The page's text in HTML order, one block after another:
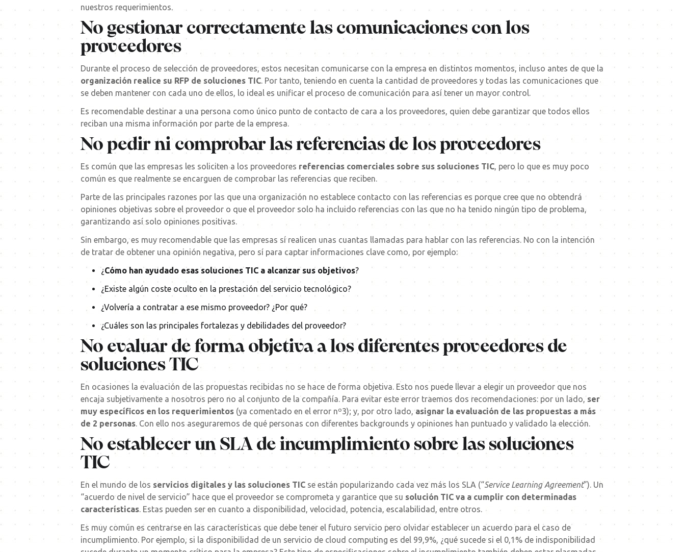
nuestros requerimientos.
No gestionar correctamente las comunicaciones con los
proveedores
Durante el proceso de selección de proveedores, estos necesitan comunicarse con la empresa en distintos momentos, incluso antes de que la
organización realice su RFP de soluciones TIC. Por tanto, teniendo en cuenta la cantidad de proveedores y todas las comunicaciones que
se deben mantener con cada uno de ellos, lo ideal es unificar el proceso de comunicación para así tener un mayor control.
Es recomendable destinar a una persona como único punto de contacto de cara a los proveedores, quien debe garantizar que todos ellos
reciban una misma información por parte de la empresa.
No pedir ni comprobar las referencias de los proveedores
Es común que las empresas les soliciten a los proveedores referencias comerciales sobre sus soluciones TIC, pero lo que es muy poco
común es que realmente se encarguen de comprobar las referencias que reciben.
Parte de las principales razones por las que una organización no establece contacto con las referencias es porque cree que no obtendrá
opiniones objetivas sobre el proveedor o que el proveedor solo ha incluido referencias con las que no ha tenido ningún tipo de problema,
garantizando así solo opiniones positivas.
Sin embargo, es muy recomendable que las empresas sí realicen unas cuantas llamadas para hablar con las referencias. No con la intención
de tratar de obtener una opinión negativa, pero sí para captar informaciones clave como, por ejemplo:
¿Cómo han ayudado esas soluciones TIC a alcanzar sus objetivos?
¿Existe algún coste oculto en la prestación del servicio tecnológico?
¿Volvería a contratar a ese mismo proveedor? ¿Por qué?
¿Cuáles son las principales fortalezas y debilidades del proveedor?
No evaluar de forma objetiva a los diferentes proveedores de
soluciones TIC
En ocasiones la evaluación de las propuestas recibidas no se hace de forma objetiva. Esto nos puede llevar a elegir un proveedor que nos
encaja subjetivamente a nosotros pero no al conjunto de la compañía. Para evitar este error traemos dos recomendaciones: por un lado,ser
muy específicos en los requerimientos (ya comentado en el error nº3); y, por otro lado,asignar la evaluación de las propuestas a más
de 2 personas. Con ello nos aseguraremos de qué personas con diferentes backgrounds y opiniones han puntuado y validado la elección.
No establecer un SLA de incumplimiento sobre las soluciones
TIC
En el mundo de los servicios digitales y las soluciones TIC se están popularizando cada vez más los SLA (“Service Learning Agreement”). Un
“acuerdo de nivel de servicio” hace que el proveedor se comprometa y garantice que su solución TIC va a cumplir con determinadas
características. Estas pueden ser en cuanto a disponibilidad, velocidad, potencia, escalabilidad, entre otros.
Es muy común es centrarse en las características que debe tener el futuro servicio pero olvidar establecer un acuerdo para el caso de
incumplimiento. Por ejemplo, si la disponibilidad de un servicio de cloud computing es del 99,9%, ¿qué sucede si el 0,1% de indisponibilidad